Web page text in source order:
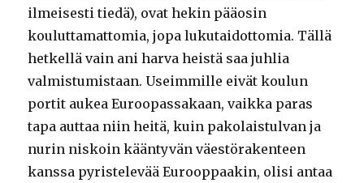
ilmeisesti tiedä), ovat hekin pääosin
kouluttamattomia, jopa lukutaidottomia. Tällä
hetkellä vain ani harva heistä saa juhlia
valmistumistaan. Useimmille eivät koulun
portit aukea Euroopassakaan, vaikka paras
tapa auttaa niin heitä, kuin pakolaistulvan ja
nurin niskoin kääntyvän väestörakenteen
kanssa pyristelevää Eurooppaakin, olisi antaa